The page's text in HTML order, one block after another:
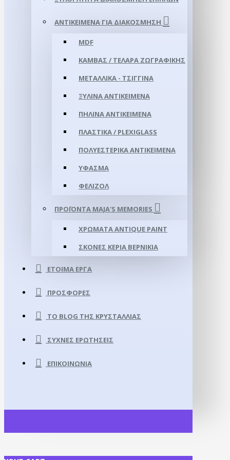
ΑΝΤΙΚΕΊΜΕΝΑ ΓΙΑ ΔΙΑΚΌΣΜΗΣΗ
MDF
ΚΑΜΒΆΣ / ΤΕΛΆΡΑ ΖΩΓΡΑΦΙΚΉΣ
ΜΕΤΑΛΛΙΚΆ - ΤΣΊΓΓΙΝΑ
ΞΎΛΙΝΑ ΑΝΤΙΚΕΊΜΕΝΑ
ΠΉΛΙΝΑ ΑΝΤΙΚΕΊΜΕΝΑ
ΠΛΑΣΤΙΚΆ / PLEXIGLASS
ΠΟΛΥΕΣΤΕΡΙΚΆ ΑΝΤΙΚΕΊΜΕΝΑ
ΎΦΑΣΜΑ
ΦΕΛΙΖΌΛ
ΠΡΟΪΌΝΤΑ MAJA'S MEMORIES
ΧΡΏΜΑΤΑ ANTIQUE PAINT
ΣΚΌΝΕΣ ΚΕΡΙΆ ΒΕΡΝΊΚΙΑ
ΈΤΟΙΜΑ ΈΡΓΑ
ΠΡΟΣΦΟΡΈΣ
ΤΟ BLOG ΤΗΣ ΚΡΥΣΤΑΛΛΊΑΣ
ΣΥΧΝΈΣ ΕΡΩΤΉΣΕΙΣ
ΕΠΙΚΟΙΝΩΝΊΑ